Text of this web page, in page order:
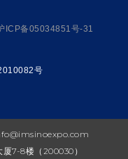
ICP备05034851号-31
号
厦7-8楼（200030）